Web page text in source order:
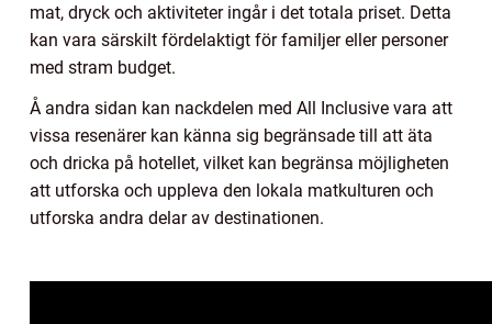
mat, dryck och aktiviteter ingår i det totala priset. Detta
kan vara särskilt fördelaktigt för familjer eller personer
med stram budget.
Å andra sidan kan nackdelen med All Inclusive vara att
vissa resenärer kan känna sig begränsade till att äta
och dricka på hotellet, vilket kan begränsa möjligheten
att utforska och uppleva den lokala matkulturen och
utforska andra delar av destinationen.